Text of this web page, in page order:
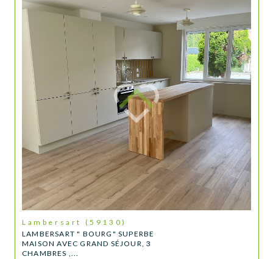
Lambersart (59130)
LAMBERSART " BOURG" SUPERBE
MAISON AVEC GRAND SÉJOUR, 3
CHAMBRES ,...